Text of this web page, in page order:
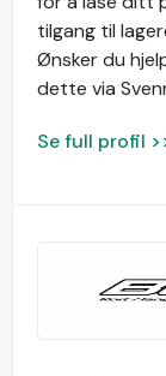
tilgang til
Ønsker du
dette via
Se full profil